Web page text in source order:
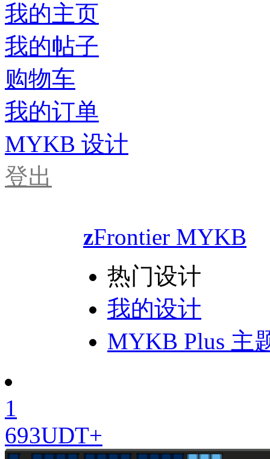
我的主页
我的帖子
购物车
我的订单
MYKB 设计
登出
zFrontier MYKB
热门设计
我的设计
MYKB Plus 主
1
693UDT+